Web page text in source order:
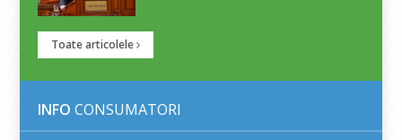
Toate articolele
INFO CONSUMATORI